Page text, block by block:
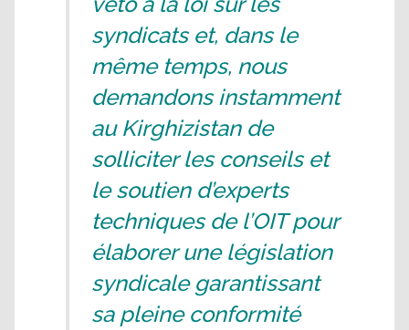
syndicats et, dans le
même temps, nous
demandons instamment
au Kirghizistan de
solliciter les conseils et
le soutien d’experts
techniques de l’OIT pour
élaborer une législation
syndicale garantissant
sa pleine conformité